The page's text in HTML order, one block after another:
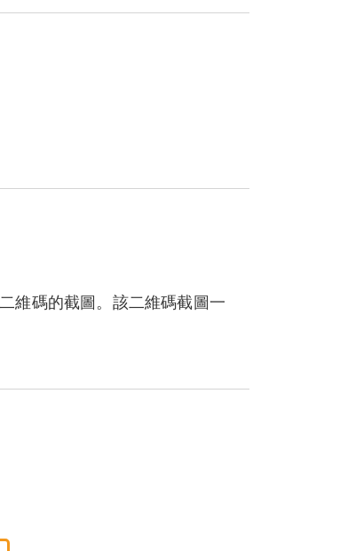
維碼的截圖。該二維碼截圖一